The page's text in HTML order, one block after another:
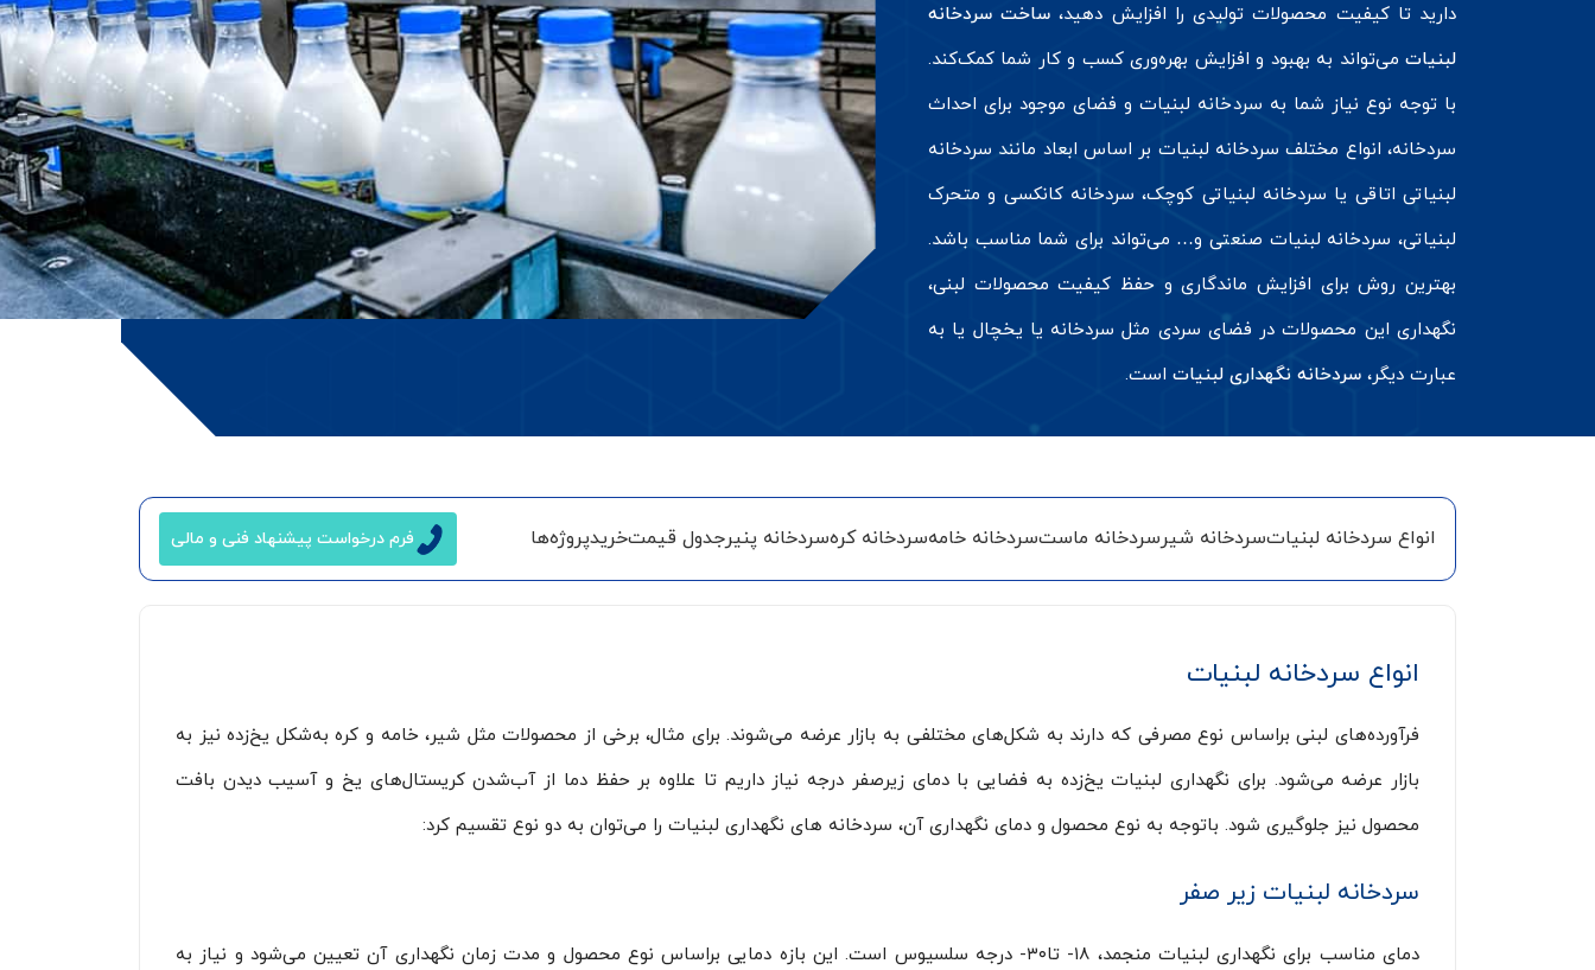
دارید تا کیفیت محصولات تولیدی را افزایش دهید، ساخت سردخانه
لبنیات می‌تواند به بهبود و افزایش بهره‌وری کسب و کار شما کمک‌کند.
با توجه نوع نیاز شما به سردخانه لبنیات و فضای موجود برای احداث
سردخانه، انواع مختلف سردخانه لبنیات بر اساس ابعاد مانند سردخانه
لبنیاتی اتاقی یا سردخانه لبنیاتی کوچک، سردخانه کانکسی و متحرک
لبنیاتی، سردخانه لبنیات صنعتی و… می‌تواند برای شما مناسب باشد.
بهترین روش برای افزایش ماندگاری و حفظ کیفیت محصولات لبنی،
نگهداری این محصولات در فضای سردی مثل سردخانه یا یخچال یا به
عبارت دیگر، سردخانه نگهداری لبنیات است.
انواع سردخانه لبنیاتسردخانه شیرسردخانه ماستسردخانه خامهسردخانه کرهسردخانه پنیرجدول قیمتخریدپروژه‌ها فرم درخواست پیشنهاد فنی و مالی
انواع سردخانه لبنیات
فرآورده‌های لبنی براساس نوع مصرفی که دارند به شکل‌های مختلفی به بازار عرضه می‌شوند. برای مثال، برخی از محصولات مثل شیر، خامه و کره به‌شکل یخ‌زده نیز به
بازار عرضه می‌شود. برای نگهداری لبنیات یخ‌زده به فضایی با دمای زیرصفر درجه نیاز داریم تا علاوه بر حفظ دما از آب‌شدن کریستال‌های یخ و آسیب دیدن بافت
محصول نیز جلوگیری شود. باتوجه به نوع محصول و دمای نگهداری آن، سردخانه های نگهداری لبنیات را می‌توان به دو نوع تقسیم کرد:
سردخانه لبنیات زیر صفر
دمای مناسب برای نگهداری لبنیات منجمد، ۱۸- تا۳۰- درجه سلسیوس است. این بازه دمایی براساس نوع محصول و مدت زمان نگهداری آن تعیین می‌شود و نیاز به